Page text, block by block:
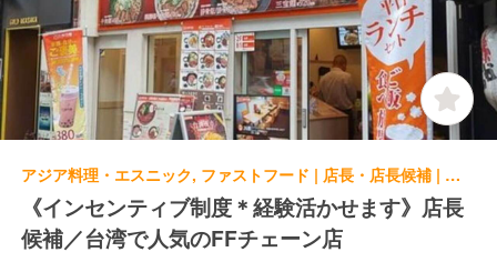
アジア料理・エスニック, ファストフード | 店長・店長候補 | 台湾牛肉麺 三商巧福 赤坂店
《インセンティブ制度＊経験活かせます》店長
候補／台湾で人気のFFチェーン店